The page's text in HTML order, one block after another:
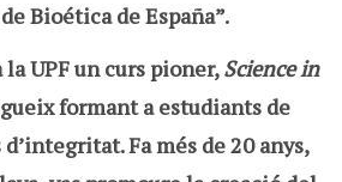
Bioética de España”.
la UPF un curs pioner,Science in
formant a estudiants de
Fa més de 20 anys,